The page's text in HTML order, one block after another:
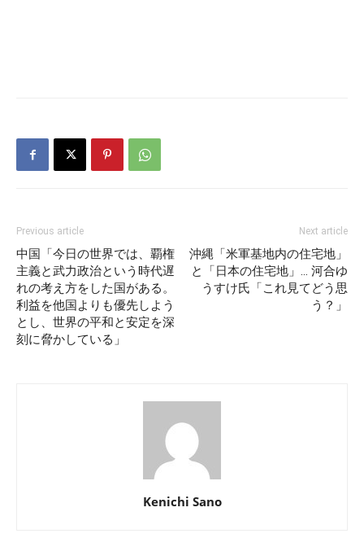
Previous article
中国「今日の世界では、覇権
主義と武力政治という時代遅
れの考え方をした国がある。
利益を他国よりも優先しよう
とし、世界の平和と安定を深
刻に脅かしている」
Next article
沖縄「米軍基地内の住宅地」
と「日本の住宅地」… 河合ゆ
うすけ氏「これ見てどう思
う？」
Kenichi Sano